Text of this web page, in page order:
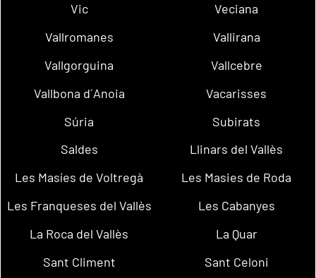
Vic
Veciana
Vallromanes
Vallirana
Vallgorguina
Vallcebre
Vallbona d´Anoia
Vacarisses
Súria
Subirats
Saldes
Llinars del Vallès
Les Masíes de Voltregà
Les Masies de Roda
Les Franqueses del Vallès
Les Cabanyes
La Roca del Vallès
La Quar
Sant Climent
Sant Celoni